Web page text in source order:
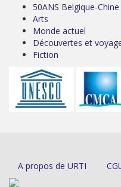
50ANS Belgique-Chine
Arts
Monde actuel
Découvertes et
Fiction
A propos de URTI